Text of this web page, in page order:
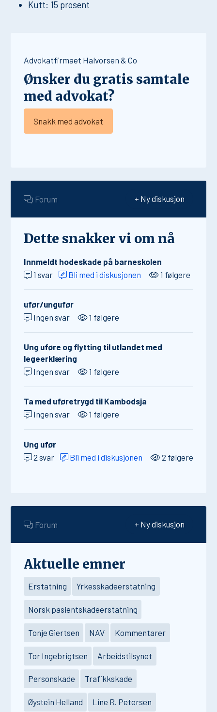
Kutt: 15 prosent
Advokatfirmaet Halvorsen & Co
Ønsker du gratis samtale
med advokat?
Snakk med advokat
Forum + Ny diskusjon
Dette snakker vi om nå
Innmeldt hodeskade på barneskolen
1 svar
Bli med i diskusjonen 1 følgere
ufør/ungufør
Ingen svar
1 følgere
Ung uføre og flytting til utlandet med
legeerklæring
Ingen svar
1 følgere
Ta med uføretrygd til Kambodsja
Ingen svar
1 følgere
Ung ufør
2 svar
Bli med i diskusjonen 2 følgere
Forum + Ny diskusjon
Aktuelle emner
Erstatning Yrkesskadeerstatning
Norsk pasientskadeerstatning
Tonje Giertsen NAV Kommentarer
Tor Ingebrigtsen Arbeidstilsynet
Personskade Trafikkskade
Øystein Helland Line R. Petersen